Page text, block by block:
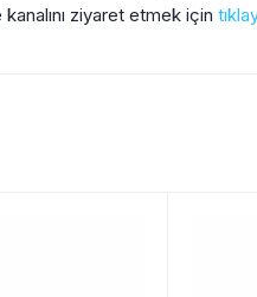
ziyaret etmek için